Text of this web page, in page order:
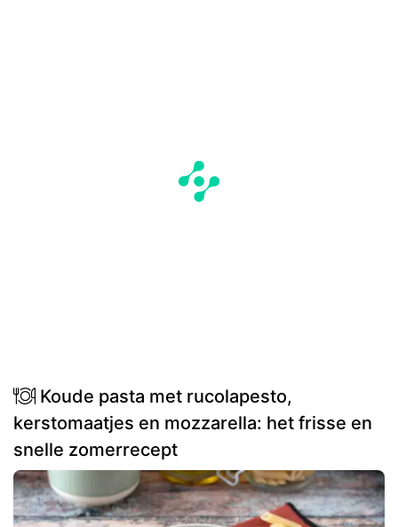
Koude pasta met rucolapesto,
kerstomaatjes en mozzarella: het frisse en
snelle zomerrecept